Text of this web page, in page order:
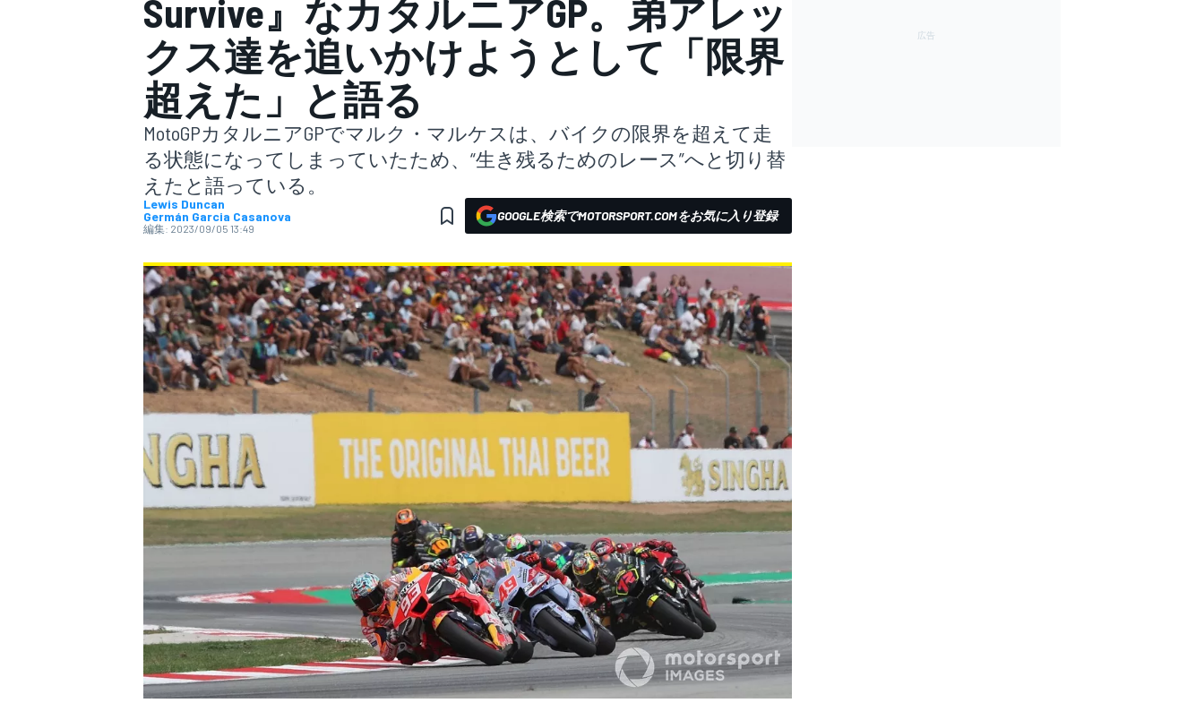
スーパーフォーミュラ
WEC
Survive』なカタルニアGP。弟アレッ
クス達を追いかけようとして「限界
超えた」と語る
MotoGPカタルニアGPでマルク・マルケスは、バイクの限界を超えて走
る状態になってしまっていたため、“生き残るためのレース”へと切り替
えたと語っている。
Lewis Duncan
Germán Garcia Casanova
編集: 2023/09/05 13:49
GOOGLE検索でMOTORSPORT.COMをお気に入り登録